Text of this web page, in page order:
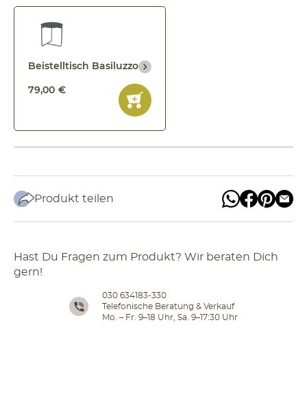
Beistelltisch Basiluzzo
79,00 €
Produkt teilen
Hast Du Fragen zum Produkt? Wir beraten Dich
gern!
030 634183-330
Telefonische Beratung & Verkauf
Mo. – Fr. 9–18 Uhr, Sa. 9–17:30 Uhr